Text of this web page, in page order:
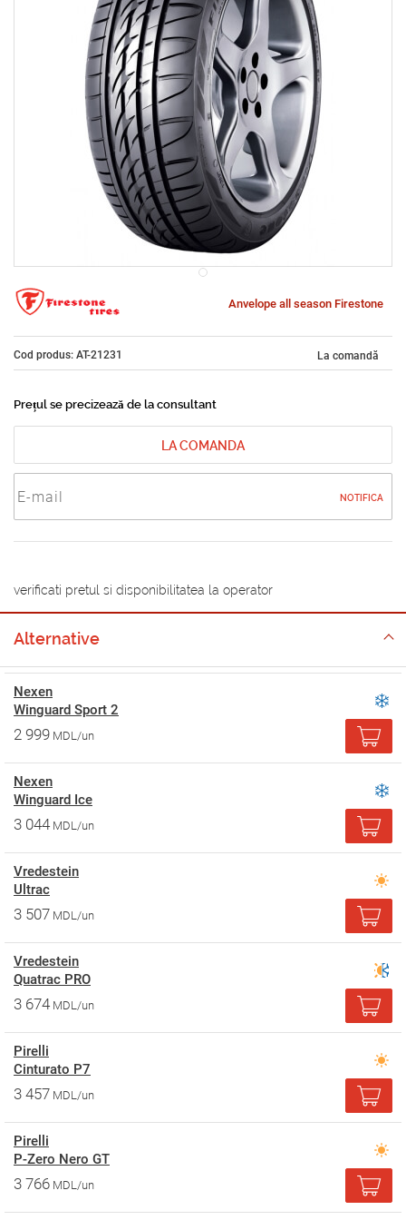
Anvelope all season Firestone
Cod produs: AT-21231 La comandă
Prețul se precizează de la consultant
LA COMANDA
NOTIFICA
verificati pretul si disponibilitatea la operator
Alternative
Nexen
Winguard Sport 2
2 999 MDL/un
Nexen
Winguard Ice
3 044 MDL/un
Vredestein
Ultrac
3 507 MDL/un
Vredestein
Quatrac PRO
3 674 MDL/un
Pirelli
Cinturato P7
3 457 MDL/un
Pirelli
P-Zero Nero GT
3 766 MDL/un